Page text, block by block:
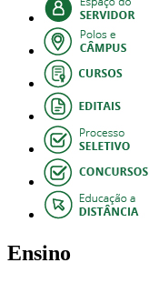
Ensino